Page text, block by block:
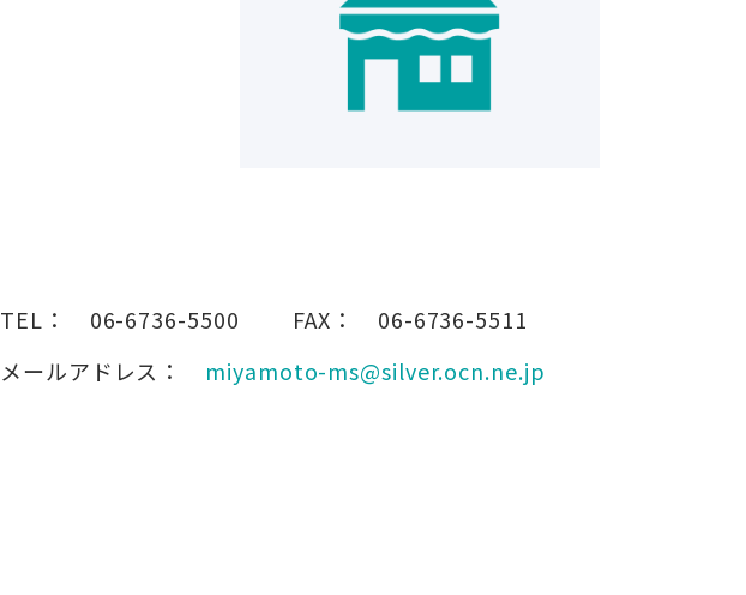
TEL： 06-6736-5500 FAX：
06-6736-5511
メールアドレス：
miyamoto-ms@silver.ocn.ne.jp